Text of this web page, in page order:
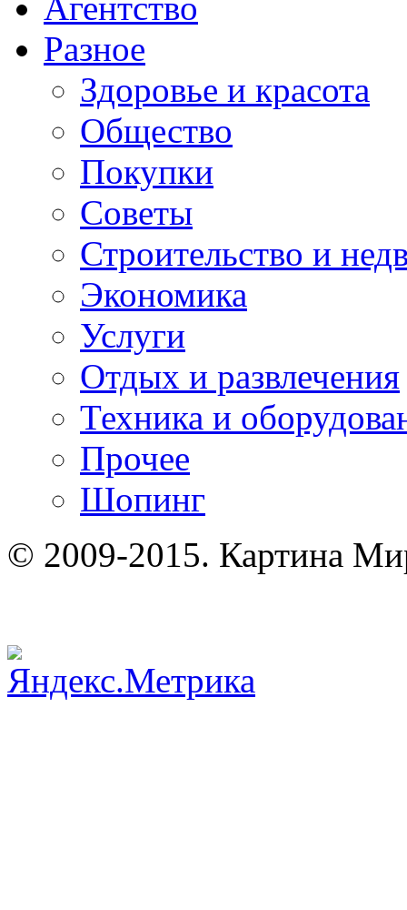
Разное
Здоровье и красота
Общество
Покупки
Советы
Строительство и
Экономика
Услуги
Отдых и развлечения
Техника и
Прочее
Шопинг
© 2009-2015. Картина